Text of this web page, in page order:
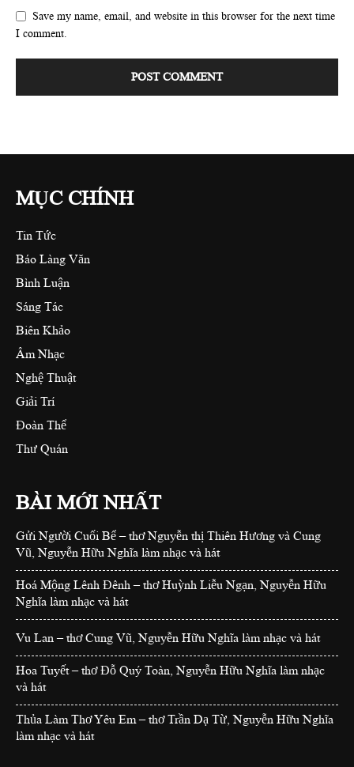
Save my name, email, and website in this browser for the next time
I comment.
MỤC CHÍNH
Tin Tức
Báo Làng Văn
Bình Luận
Sáng Tác
Biên Khảo
Âm Nhạc
Nghệ Thuật
Giải Trí
Đoàn Thể
Thư Quán
BÀI MỚI NHẤT
Gửi Người Cuối Bể – thơ Nguyễn thị Thiên Hương và Cung
Vũ, Nguyễn Hữu Nghĩa làm nhạc và hát
Hoá Mộng Lênh Đênh – thơ Huỳnh Liễu Ngạn, Nguyễn Hữu
Nghĩa làm nhạc và hát
Vu Lan – thơ Cung Vũ, Nguyễn Hữu Nghĩa làm nhạc và hát
Hoa Tuyết – thơ Đỗ Quý Toàn, Nguyễn Hữu Nghĩa làm nhạc
và hát
Thủa Làm Thơ Yêu Em – thơ Trần Dạ Từ, Nguyễn Hữu Nghĩa
làm nhạc và hát